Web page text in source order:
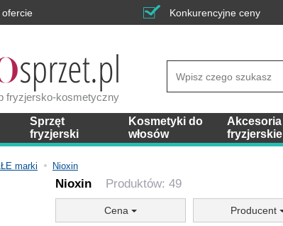
Konkurencyjne ceny
fryzjersko-kosmetyczny
Sprzęt
fryzjerski
Kosmetyki do
włosów
Akcesoria
fryzjerskie
marki Nioxin
Nioxin Produktów: 49
Cena Producent